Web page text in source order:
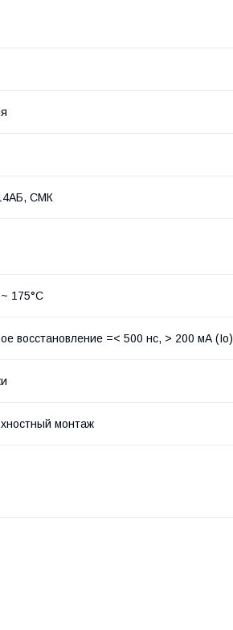
СМК
175°С
восстановление =< 500 нс, > 200 мА (Io)
монтаж